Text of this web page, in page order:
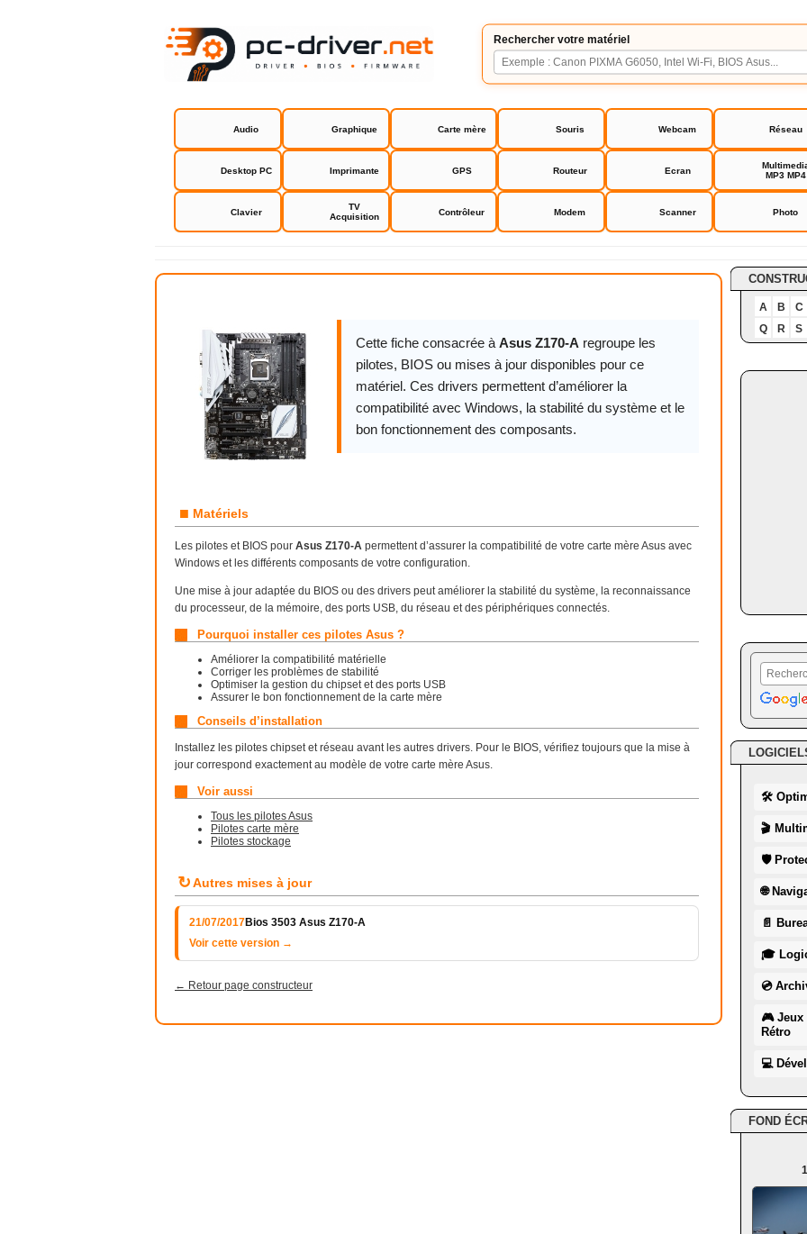
Rechercher votre matériel
Audio Graphique Carte mère Souris Webcam Réseau
Desktop PC Imprimante GPS Routeur Ecran
MP3 MP4
Clavier
TV
Acquisition
Contrôleur Modem Scanner Photo
Asus Z170-A
Cette fiche consacrée à Asus Z170-A regroupe les
pilotes, BIOS ou mises à jour disponibles pour ce
matériel. Ces drivers permettent d’améliorer la
compatibilité avec Windows, la stabilité du système et le
bon fonctionnement des composants.
■ Matériels
Les pilotes et BIOS pour Asus Z170-A permettent d’assurer la compatibilité de votre carte mère Asus avec
Windows et les différents composants de votre configuration.
Une mise à jour adaptée du BIOS ou des drivers peut améliorer la stabilité du système, la reconnaissance
du processeur, de la mémoire, des ports USB, du réseau et des périphériques connectés.
Pourquoi installer ces pilotes Asus ?
Améliorer la compatibilité matérielle
Corriger les problèmes de stabilité
Optimiser la gestion du chipset et des ports USB
Assurer le bon fonctionnement de la carte mère
Conseils d’installation
Installez les pilotes chipset et réseau avant les autres drivers. Pour le BIOS, vérifiez toujours que la mise à
jour correspond exactement au modèle de votre carte mère Asus.
Voir aussi
Tous les pilotes Asus
Pilotes carte mère
Pilotes stockage
↻Autres mises à jour
21/07/2017Bios 3503 Asus Z170-A
Voir cette version →
← Retour page constructeur
A B
C
Q
R S
🛠
🎬
🛡
🌐
📄
🎓
💿
🎮 Jeux
Rétro
💻
FOND